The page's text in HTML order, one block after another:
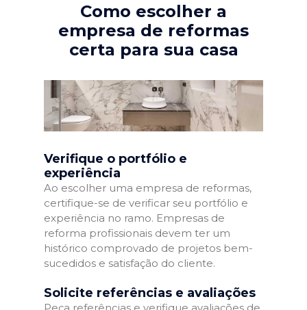
Como escolher a
empresa de reformas
certa para sua casa
Verifique o portfólio e
experiência
Ao escolher uma empresa de reformas,
certifique-se de verificar seu portfólio e
experiência no ramo. Empresas de
reforma profissionais devem ter um
histórico comprovado de projetos bem-
sucedidos e satisfação do cliente.
Solicite referências e avaliações